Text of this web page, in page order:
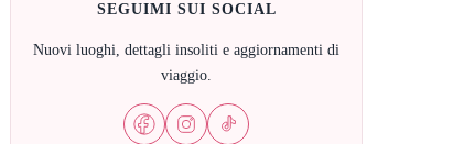
SEGUIMI SUI SOCIAL
Nuovi luoghi, dettagli insoliti e aggiornamenti di
viaggio.